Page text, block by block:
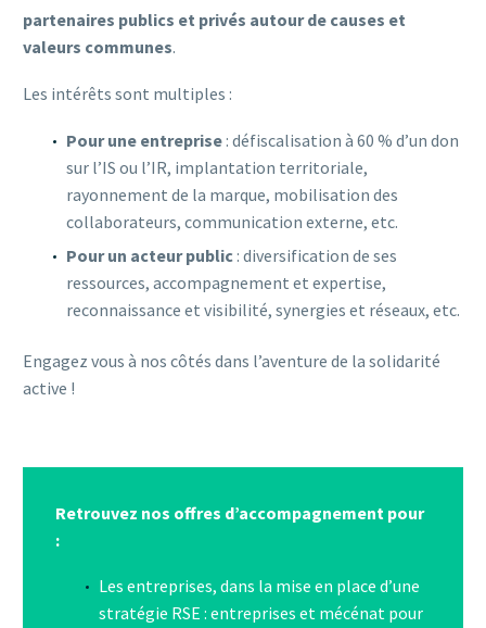
partenaires publics et privés autour de causes et
valeurs communes.
Les intérêts sont multiples :
Pour une entreprise : défiscalisation à 60 % d’un don
sur l’IS ou l’IR, implantation territoriale,
rayonnement de la marque, mobilisation des
collaborateurs, communication externe, etc.
Pour un acteur public : diversification de ses
ressources, accompagnement et expertise,
reconnaissance et visibilité, synergies et réseaux, etc.
Engagez vous à nos côtés dans l’aventure de la solidarité
active !
Retrouvez nos offres d’accompagnement pour
:
Les entreprises, dans la mise en place d’une
stratégie RSE : entreprises et mécénat pour